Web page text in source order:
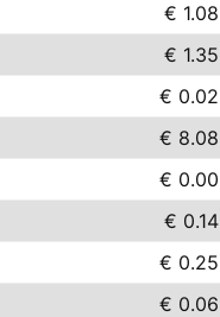
€ 1.08
€ 1.35
€ 0.02
€ 8.08
€ 0.00
€ 0.14
€ 0.25
€ 0.06